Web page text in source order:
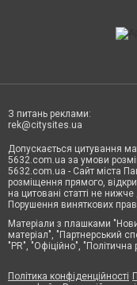
З питань реклами:
rek@citysites.ua
Допускається цитування
5632.com.ua за умови
5632.com.ua - Сайт міста
розміщення прямого,
на цитовані статті не
Порушення виняткових
Матеріали з плашками
матеріал", "Партнерський
"PR", "Офіційно",
Політика конфіденційності